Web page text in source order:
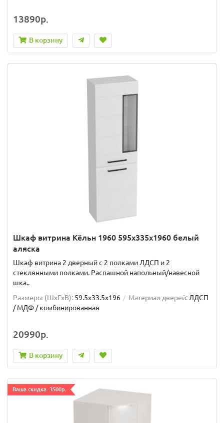
13890р.
В корзину
Шкаф витрина Кёльн 1960 595х335х1960 белый
аляска
Шкаф витрина 2 дверный с 2 полками ЛДСП и 2
стеклянными полками. Распашной напольный/навесной
шка..
Размеры (ШxГxВ): 59.5x33.5x196 Материал дверей:ЛДСП
/ МДФ / комбинированная
20990р.
В корзину
Ваша скидка: 3500р.